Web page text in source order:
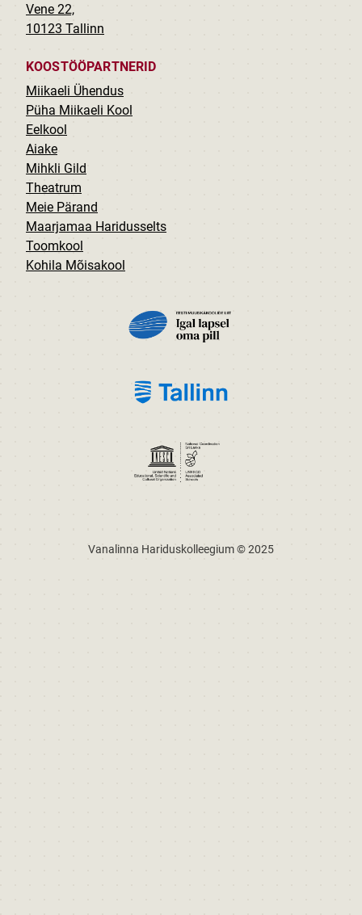
Vene 22,
10123 Tallinn
KOOSTÖÖPARTNERID
Miikaeli Ühendus
Püha Miikaeli Kool
Eelkool
Aiake
Mihkli Gild
Theatrum
Meie Pärand
Maarjamaa Haridusselts
Toomkool
Kohila Mõisakool
PILT
PILT
PILT
Vanalinna Hariduskolleegium © 2025